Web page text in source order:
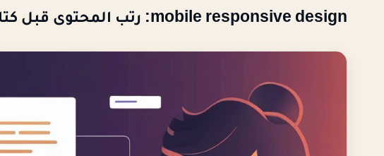
mobile responsive design: رتب المحتوى قبل كتابة CSS